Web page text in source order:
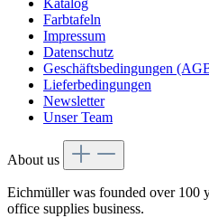
Katalog
Farbtafeln
Impressum
Datenschutz
Geschäftsbedingungen
Lieferbedingungen
Newsletter
Unser Team
About us
Eichmüller was founded over 100
office supplies business.